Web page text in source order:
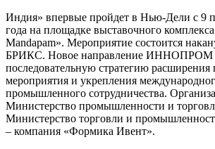
Индия» впервые пройдет в Нью-Дели с 9
года на площадке выставочного
Mandapam». Мероприятие состоится
БРИКС. Новое направление ИННОПРОМ
последовательную стратегию расширения
мероприятия и укрепления
промышленного сотрудничества.
Министерство промышленности и
Министерство торговли и
– компания «Формика Ивент».